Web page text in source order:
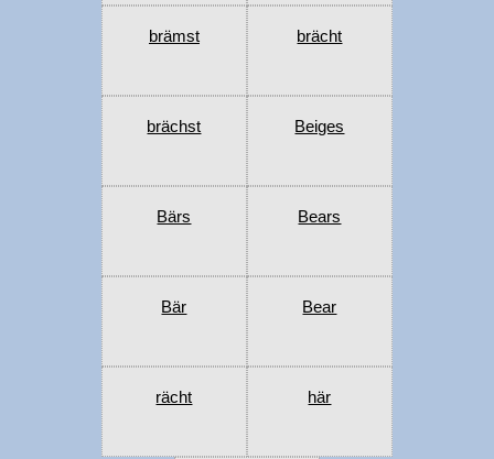
brämst brächt
brächst Beiges
Bärs Bears
Bär Bear
rächt här